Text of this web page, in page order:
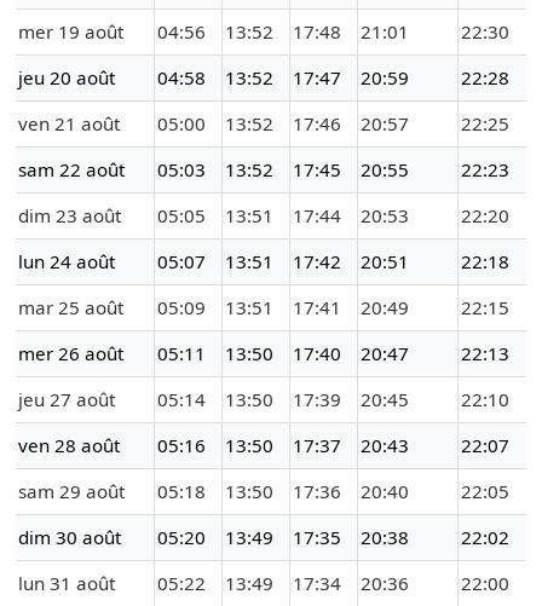
mer 19 août
04:56 13:52 17:48 21:01
22:30
jeu 20 août
04:58 13:52 17:47 20:59
22:28
ven 21 août
05:00 13:52 17:46 20:57
22:25
sam 22 août
05:03 13:52 17:45 20:55
22:23
dim 23 août
05:05 13:51 17:44 20:53
22:20
lun 24 août
05:07 13:51 17:42 20:51
22:18
mar 25 août
05:09 13:51 17:41 20:49
22:15
mer 26 août
05:11 13:50 17:40 20:47
22:13
jeu 27 août
05:14 13:50 17:39 20:45
22:10
ven 28 août
05:16 13:50 17:37 20:43
22:07
sam 29 août
05:18 13:50 17:36 20:40
22:05
dim 30 août
05:20 13:49 17:35 20:38
22:02
lun 31 août
05:22 13:49 17:34 20:36 22:00